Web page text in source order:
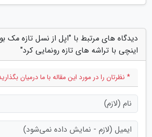
اینچی با تراشه های تازه رونمایی کرد"
* نظرتان را در مورد این مقاله با ما درمیان